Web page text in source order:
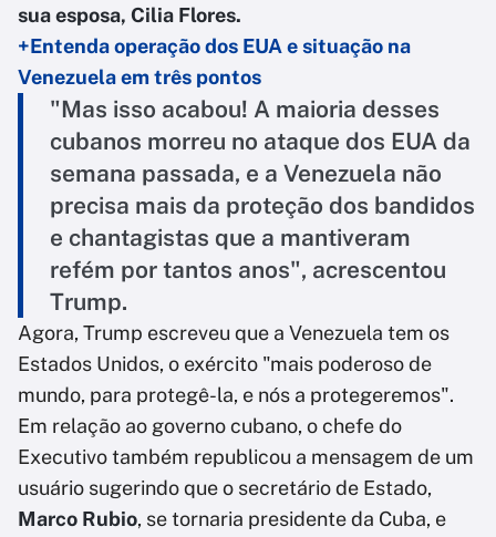
sua esposa, Cilia Flores.
+Entenda operação dos EUA e situação na
Venezuela em três pontos
"Mas isso acabou! A maioria desses
cubanos morreu no ataque dos EUA da
semana passada, e a Venezuela não
precisa mais da proteção dos bandidos
e chantagistas que a mantiveram
refém por tantos anos", acrescentou
Trump.
Agora, Trump escreveu que a Venezuela tem os
Estados Unidos, o exército "mais poderoso de
mundo, para protegê-la, e nós a protegeremos".
Em relação ao governo cubano, o chefe do
Executivo também republicou a mensagem de um
usuário sugerindo que o secretário de Estado,
Marco Rubio, se tornaria presidente da Cuba, e